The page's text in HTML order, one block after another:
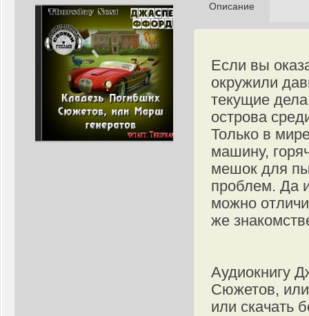
Описание
Если вы
окружили
текущие
острова
Только в
машину,
мешок для
проблем. Да
можно
же
Аудиокнигу
Сюжетов,
или скачать